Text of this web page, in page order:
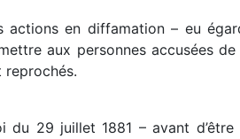
en diffamation – eu
aux personnes accusées
reprochés.
du 29 juillet 1881 – avant